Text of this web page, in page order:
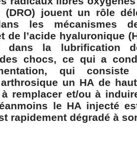
(DRO) jouent un rôle
les mécanismes
de l’acide hyaluronique
la lubrification
des chocs, ce qui a
qui
un HA de
remplacer et/ou à
le HA injecté
rapidement dégradé à